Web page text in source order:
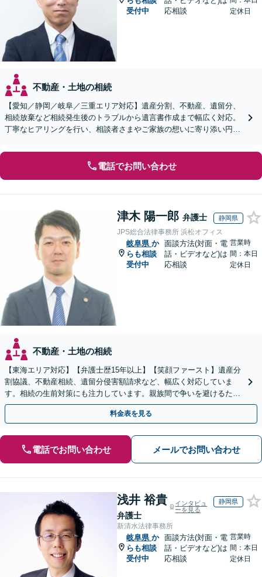
受付中
応相談
定休日
不動産・土地の相続
【愛知／静岡／岐阜／三重エリア対応】遺産分割、不動産、遺留分、
相続放棄など相続発生後のトラブルから遺言書作成まで幅広く対応。
丁寧なヒアリングを行い、相談者さまやご家族の想いに寄り添い円滑
電話でお問い合わせ
津木 陽一郎 弁護士 静岡県
JPS総合法律事務所 浜松オフィス
岐阜県 か
らも相談
受付中
面談方法(対面・電
話・ビデオなど)は
応相談
営業時
間：本日
定休日
不動産・土地の相続
【東海エリア対応】【弁護士歴15年以上】【笑顔ファースト】遺産分
割協議、不動産相続、遺留分侵害額請求など、幅広く対応していま
す。相続の生前対策にも注力しています。親族間で争いを避けるため
にも、お早めにご相談ください。【初回面談無料】
料金表を見る
電話でお問い合わせ メールでお問い合わせ
浅井 裕貴
弁護士
インタビュ
ーを見る
静岡県
新清水法律事務所
岐阜県 か
らも相談
受付中
面談方法(対面・電
話・ビデオなど)は
応相談
営業時
間：本日
定休日